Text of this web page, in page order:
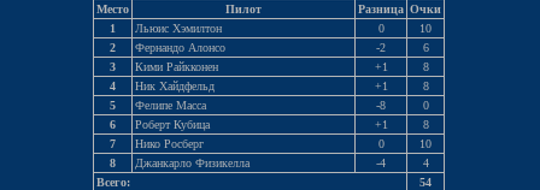
Место
Пилот Разница Очки
1
Льюис Хэмилтон 0
10
2
Фернандо Алонсо -2
6
3
Кими Райкконен +1
8
4
Ник Хайдфельд +1
8
5
Фелипе Масса -8
0
6
Роберт Кубица +1
8
7
Нико Росберг 0
10
8
Джанкарло Физикелла -4
4
Всего:
54